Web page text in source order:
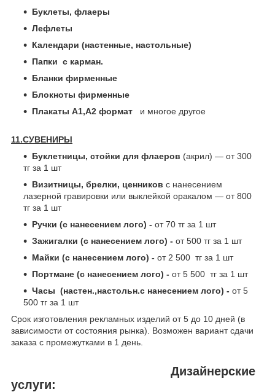
Буклеты, флаеры
Лефлеты
Календари (настенные, настольные)
Папки с карман.
Бланки фирменные
Блокноты фирменные
Плакаты А1,А2 формат и многое другое
11.СУВЕНИРЫ
Буклетницы, стойки для флаеров (акрил) ― от 300
тг за 1 шт
Визитницы, брелки, ценников с нанесением
лазерной гравировки или выклейкой оракалом ― от 800
тг за 1 шт
Ручки (с нанесением лого) - от 70 тг за 1 шт
Зажигалки (с нанесением лого) - от 500 тг за 1 шт
Майки (с нанесением лого) - от 2 500 тг за 1 шт
Портмане (с нанесением лого) - от 5 500 тг за 1 шт
Часы (настен.,настольн.с нанесением лого) - от 5
500 тг за 1 шт
Срок изготовления рекламных изделий от 5 до 10 дней (в
зависимости от состояния рынка). Возможен вариант сдачи
заказа с промежутками в 1 день.
Дизайнерские
услуги: